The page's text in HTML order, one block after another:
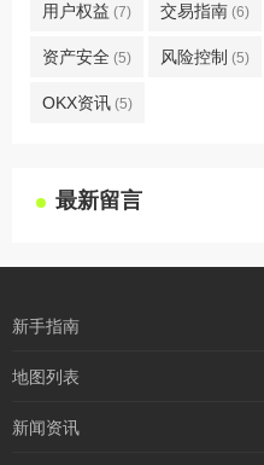
用户权益 (7) 交易指南 (6)
资产安全 (5) 风险控制 (5)
OKX资讯 (5)
最新留言
新手指南
购买流程
地图列表
最新文章
新闻资讯